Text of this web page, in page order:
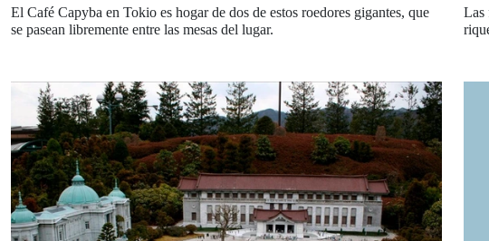
El Café Capyba en Tokio es hogar de dos de estos roedores gigantes, que
se pasean libremente entre las mesas del lugar.
Las